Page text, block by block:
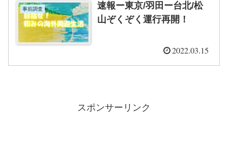
事前調査
速報ー東京/羽田ー台北/松
山ぞくぞく運行再開！
2022.03.15
スポンサーリンク